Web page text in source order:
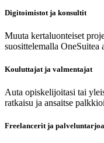
Digitoimistot ja konsultit
Muuta kertaluonteiset
suosittelemalla OneSuitea
Kouluttajat ja valmentajat
Auta opiskelijoitasi tai
ratkaisu ja ansaitse
Freelancerit ja